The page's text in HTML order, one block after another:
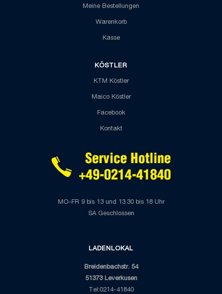
Meine Bestellungen
Warenkorb
Kasse
KÖSTLER
KTM Köstler
Maico Köstler
Facebook
Kontakt
MO-FR 9 bis 13 und 13.30 bis 18 Uhr
SA Geschlossen
LADENLOKAL
Breidenbachstr. 54
51373 Leverkusen
Tel:0214-41840